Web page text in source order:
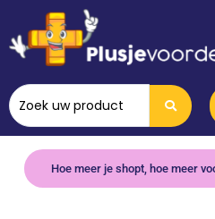
Hoe meer je shopt, hoe meer